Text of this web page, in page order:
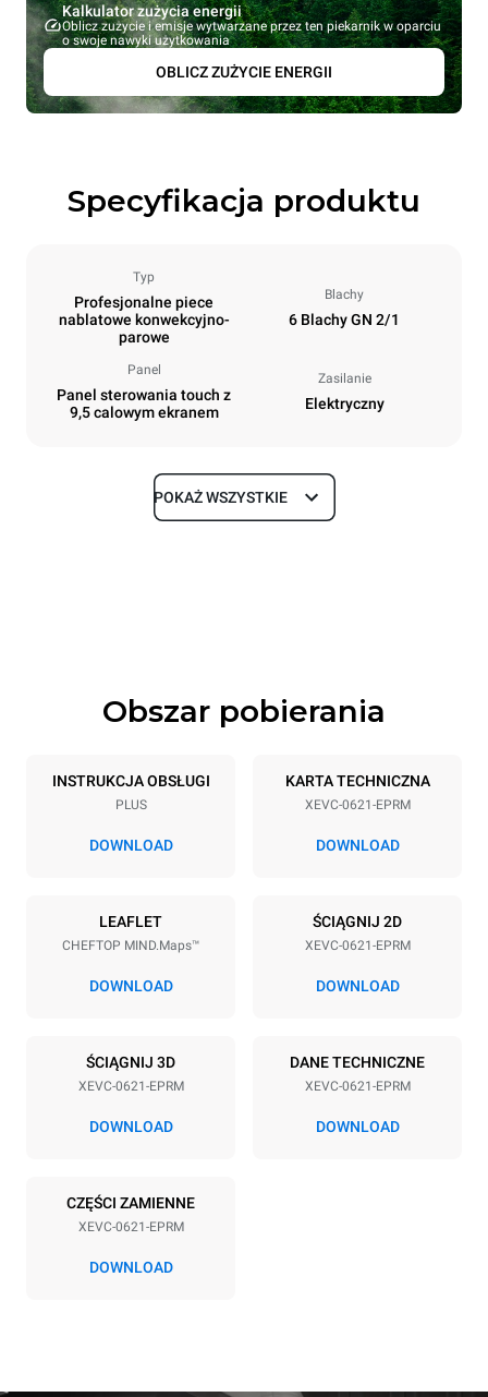
Kalkulator zużycia energii
Oblicz zużycie i emisje wytwarzane przez ten piekarnik w oparciu
o swoje nawyki użytkowania
OBLICZ ZUŻYCIE ENERGII
Specyfikacja produktu
Typ
Profesjonalne piece
nablatowe konwekcyjno-
parowe
Blachy
6 Blachy GN 2/1
Panel
Panel sterowania touch z
9,5 calowym ekranem
Zasilanie
Elektryczny
Rozmiar
Specyfikacje blach
6 GN 2/1
Rozstaw blach
Napięcie
380-415V 3N~ / 220-240V
3~
Moc elektryczna
20,5 kW
50 / 60 Hz NIE ZAWIERA
86,4 kWh/d
POKAŻ WSZYSTKIE
Obszar pobierania
INSTRUKCJA OBSŁUGI
PLUS
DOWNLOAD
KARTA TECHNICZNA
XEVC-0621-EPRM
DOWNLOAD
LEAFLET
CHEFTOP MIND.Maps™
DOWNLOAD
ŚCIĄGNIJ 2D
XEVC-0621-EPRM
DOWNLOAD
ŚCIĄGNIJ 3D
XEVC-0621-EPRM
DOWNLOAD
DANE TECHNICZNE
XEVC-0621-EPRM
DOWNLOAD
CZĘŚCI ZAMIENNE
XEVC-0621-EPRM
DOWNLOAD